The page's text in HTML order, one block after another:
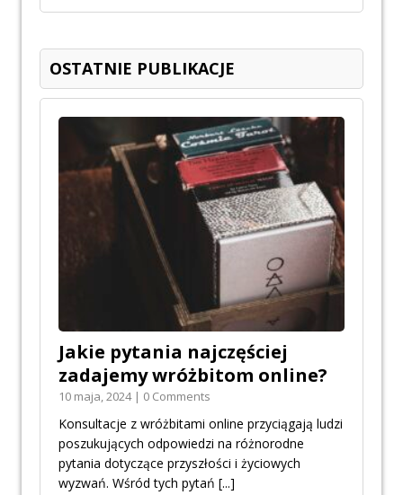
OSTATNIE PUBLIKACJE
Jakie pytania najczęściej
zadajemy wróżbitom online?
10 maja, 2024 | 0 Comments
Konsultacje z wróżbitami online przyciągają ludzi
poszukujących odpowiedzi na różnorodne
pytania dotyczące przyszłości i życiowych
wyzwań. Wśród tych pytań [...]